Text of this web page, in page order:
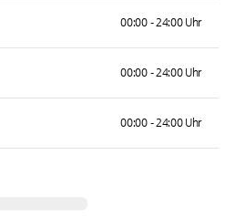
00:00 - 24:00 Uhr
00:00 - 24:00 Uhr
00:00 - 24:00 Uhr